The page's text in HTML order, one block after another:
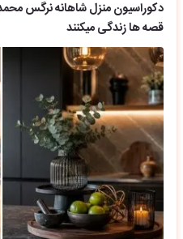
دکوراسیون منزل شاهانه نرگس
قصه ها زندگی میکنند